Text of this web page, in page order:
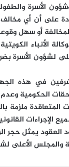
الأسرة
على أن أي
أو سهل
الأنباء
لشؤون الأسرة
في هذه
الحكومية وعدم
ملزمة
الإجراءات
العقود يمثل حجر
والمجلس الأعلى